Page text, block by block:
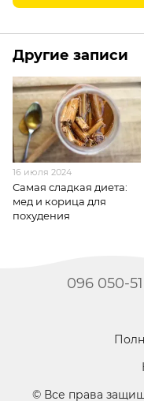
Другие записи
16 июля 2024
Самая сладкая диета:
мед и корица для
похудения
096 050-
© Все права